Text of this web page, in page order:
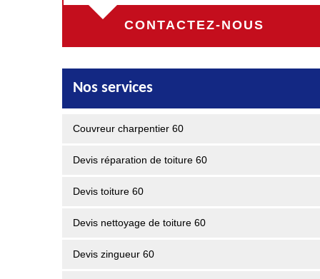
CONTACTEZ-NOUS
Nos services
Couvreur charpentier 60
Devis réparation de toiture 60
Devis toiture 60
Devis nettoyage de toiture 60
Devis zingueur 60